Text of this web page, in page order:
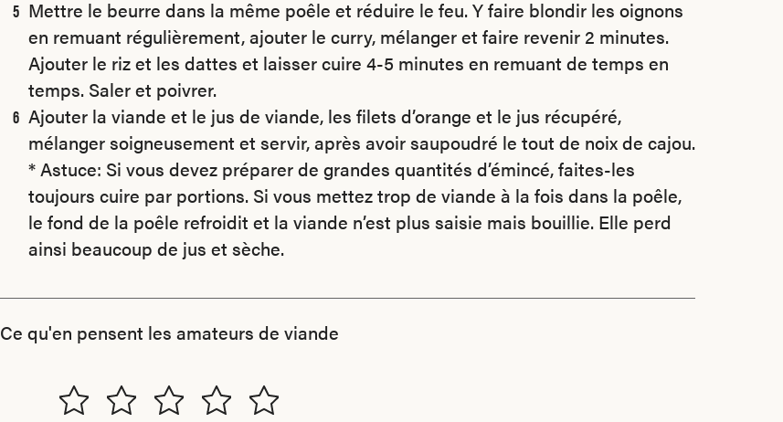
Mettre le beurre dans la même poêle et réduire le feu. Y faire blondir les oignons
en remuant régulièrement, ajouter le curry, mélanger et faire revenir 2 minutes.
Ajouter le riz et les dattes et laisser cuire 4-5 minutes en remuant de temps en
temps. Saler et poivrer.
Ajouter la viande et le jus de viande, les filets d’orange et le jus récupéré,
mélanger soigneusement et servir, après avoir saupoudré le tout de noix de cajou.
* Astuce: Si vous devez préparer de grandes quantités d’émincé, faites-les
toujours cuire par portions. Si vous mettez trop de viande à la fois dans la poêle,
le fond de la poêle refroidit et la viande n’est plus saisie mais bouillie. Elle perd
ainsi beaucoup de jus et sèche.
Ce qu'en pensent les amateurs de viande